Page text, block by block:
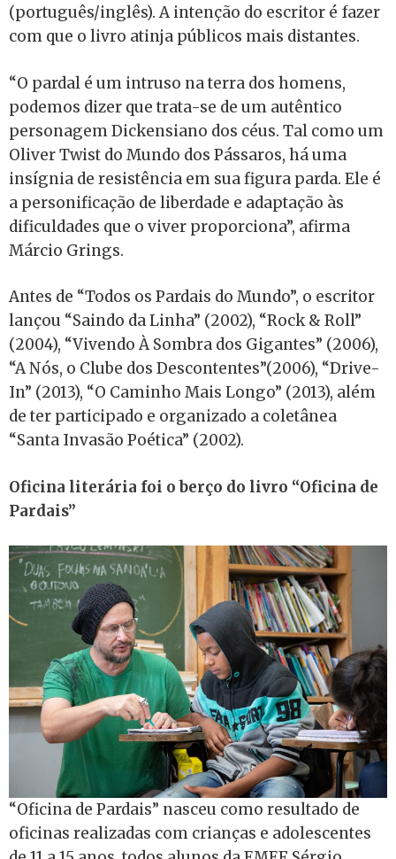
(português/inglês). A intenção do escritor é fazer
com que o livro atinja públicos mais distantes.
“O pardal é um intruso na terra dos homens,
podemos dizer que trata-se de um autêntico
personagem Dickensiano dos céus. Tal como um
Oliver Twist do Mundo dos Pássaros, há uma
insígnia de resistência em sua figura parda. Ele é
a personificação de liberdade e adaptação às
dificuldades que o viver proporciona”, afirma
Márcio Grings.
Antes de “Todos os Pardais do Mundo”, o escritor
lançou “Saindo da Linha” (2002), “Rock & Roll”
(2004), “Vivendo À Sombra dos Gigantes” (2006),
“A Nós, o Clube dos Descontentes”(2006), “Drive-
In” (2013), “O Caminho Mais Longo” (2013), além
de ter participado e organizado a coletânea
“Santa Invasão Poética” (2002).
Oficina literária foi o berço do livro “Oficina de
Pardais”
“Oficina de Pardais” nasceu como resultado de
oficinas realizadas com crianças e adolescentes